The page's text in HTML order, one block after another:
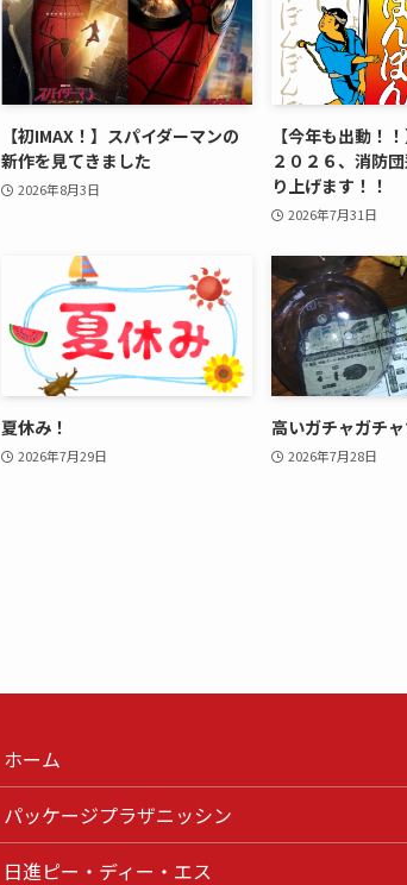
【初IMAX！】スパイダーマンの
新作を見てきました
2026年8月3日
【今年も出動！
２０２６、消防
り上げます！！
2026年7月31日
夏休み！
2026年7月29日
高いガチャガチ
2026年7月28日
ホーム
パッケージプラザニッシン
日進ピー・ディー・エス